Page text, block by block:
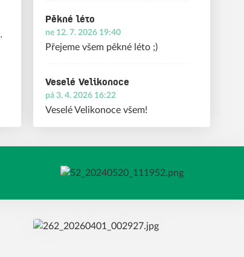
ne 12. 7. 2026 19:40
Pěkné léto
Přejeme všem pěkné léto ;)
pá 3. 4. 2026 16:22
Veselé Velikonoce
Veselé Velikonoce všem!